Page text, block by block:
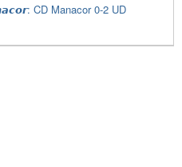
CD Manacor 0-2 UD